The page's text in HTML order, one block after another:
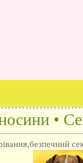
•